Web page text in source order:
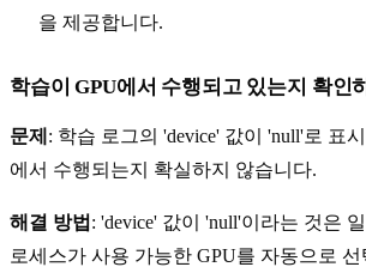
을 제공합니다.
학습이 GPU에서 수행되고 있는지 확인
문제 : 학습 로그의 'device' 값이 'null'로 표
에서 수행되는지 확실하지 않습니다.
해결 방법 : 'device' 값이 'null'이라는 것은
로세스가 사용 가능한 GPU를 자동으로